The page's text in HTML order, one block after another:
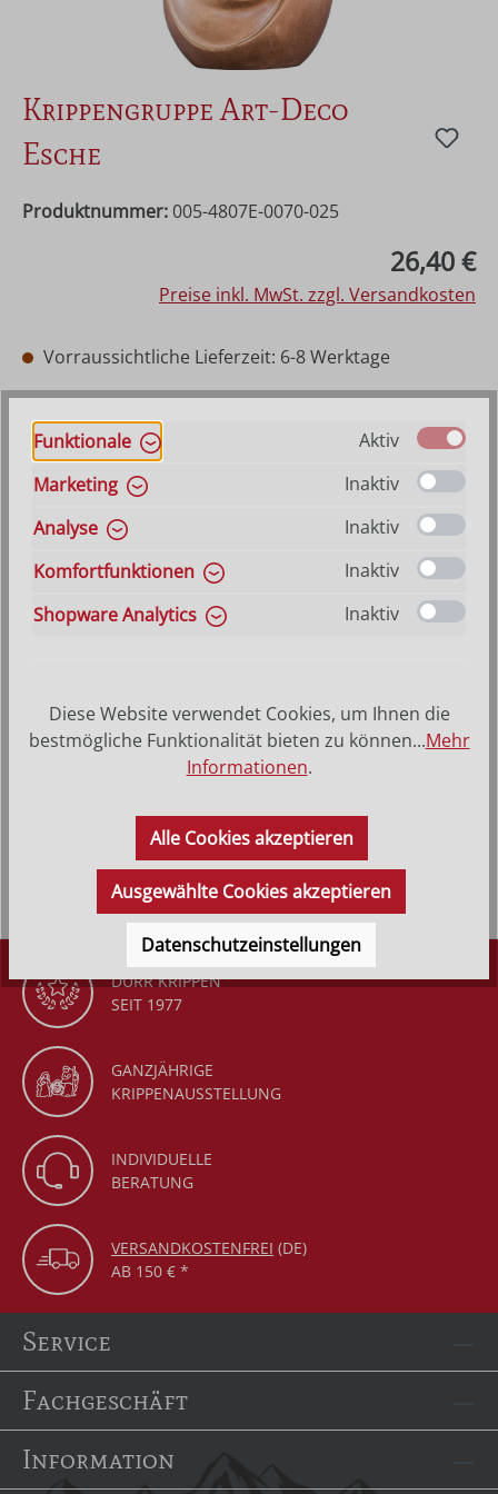
Krippengruppe Art-Deco
Esche
Produktnummer: 005-4807E-0070-025
26,40 €
Preise inkl. MwSt. zzgl. Versandkosten
Vorraussichtliche Lieferzeit: 6-8 Werktage
Farbeauswählen
Hilfe zu Farbangaben
Natur Gewachst mit Goldrand
Bemalt
Größeauswählen
Hilfe zu Größenangaben
6 cm 7 cm 8 cm 17 cm
23 cm
34 cm
VERSANDKOSTENFREI (DE)AB 150,-*
Produktbeschreibung
DÜRR KRIPPEN
SEIT 1977
GANZJÄHRIGE
KRIPPENAUSSTELLUNG
INDIVIDUELLE
BERATUNG
VERSANDKOSTENFREI (DE)
AB 150 € *
Service
Fachgeschäft
Information
Funktionale
Aktiv
Marketing
Inaktiv
Analyse
Inaktiv
Komfortfunktionen
Inaktiv
Shopware Analytics
Inaktiv
Diese Website verwendet Cookies, um Ihnen die
bestmögliche Funktionalität bieten zu können...Mehr
Informationen.
Alle Cookies akzeptieren
Ausgewählte Cookies akzeptieren
Datenschutzeinstellungen